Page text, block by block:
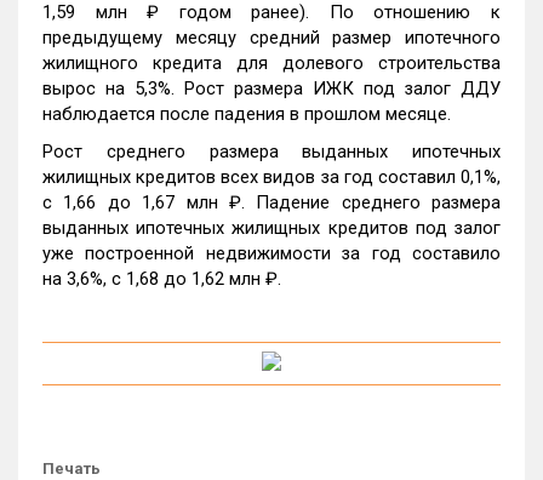
1,59 млн ₽ годом ранее). По отношению к
предыдущему месяцу средний размер ипотечного
жилищного кредита для долевого строительства
вырос на 5,3%. Рост размера ИЖК под залог ДДУ
наблюдается после падения в прошлом месяце.
Рост среднего размера выданных ипотечных
жилищных кредитов всех видов за год составил 0,1%,
c 1,66 до 1,67 млн ₽. Падение среднего размера
выданных ипотечных жилищных кредитов под залог
уже построенной недвижимости за год составило
на 3,6%, c 1,68 до 1,62 млн ₽.
Печать